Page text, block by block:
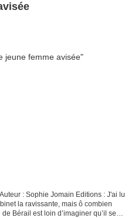
: Sophie Jomain Editions : J'ai lu
la ravissante, mais ô combien
Bérail est loin d’imaginer qu’il se